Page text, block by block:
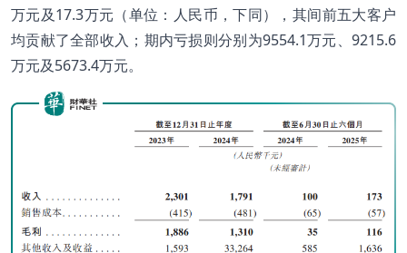
万元及17.3万元（单位：人民币，下同），其间前五大客户
均贡献了全部收入；期内亏损则分别为9554.1万元、9215.6
万元及5673.4万元。